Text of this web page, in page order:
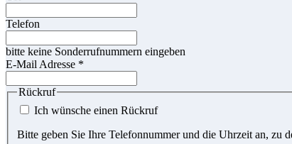
Telefon
bitte keine Sonderrufnummern eingeben
E-Mail Adresse *
Rückruf
Ich wünsche einen Rückruf
Bitte geben Sie Ihre Telefonnummer und die Uhrzeit an, zu